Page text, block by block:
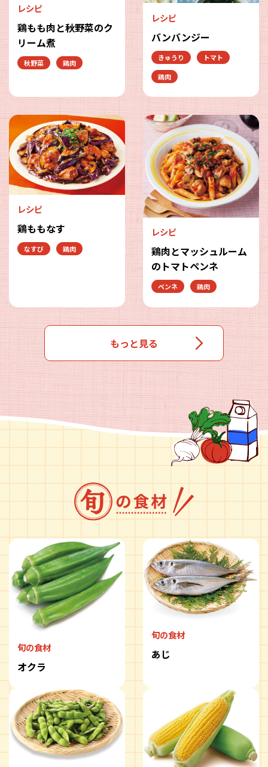
レシピ
鶏もも肉と秋野菜のク
リーム煮
秋野菜 鶏肉
レシピ
バンバンジー
きゅうり
トマト
鶏肉
レシピ
鶏ももなす
なすび 鶏肉
レシピ
鶏肉とマッシュルーム
のトマトペンネ
ペンネ 鶏肉
もっと見る
旬の食材
オクラ
旬の食材
あじ